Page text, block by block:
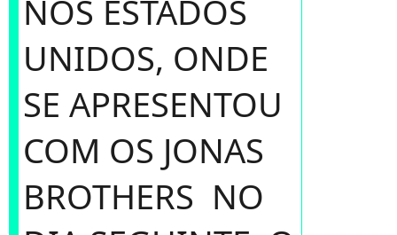
NOS ESTADOS
UNIDOS, ONDE
SE APRESENTOU
COM OS JONAS
BROTHERS NO